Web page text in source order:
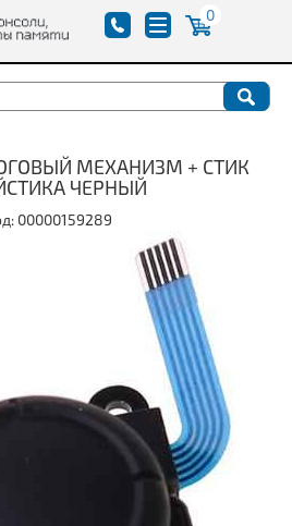
0
МЕХАНИЗМ + СТИК
ЧЕРНЫЙ
00000159289